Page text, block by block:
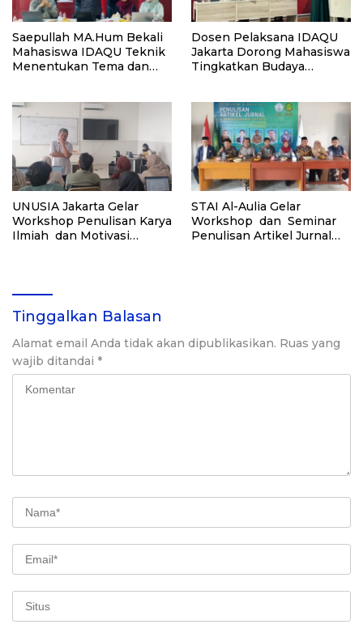
Saepullah MA.Hum Bekali
Mahasiswa IDAQU Teknik
Menentukan Tema dan
Dosen Pelaksana IDAQU
Jakarta Dorong Mahasiswa
Tingkatkan Budaya
UNUSIA Jakarta Gelar
Workshop Penulisan Karya
Ilmiah dan Motivasi
STAI Al-Aulia Gelar
Workshop dan Seminar
Penulisan Artikel Jurnal
Tinggalkan Balasan
Alamat email Anda tidak akan dipublikasikan. Ruas yang
wajib ditandai *